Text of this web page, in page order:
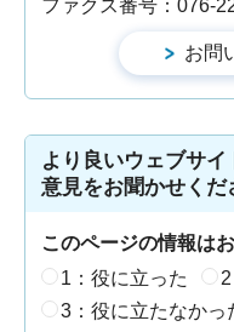
ファクス番号：076-
より良いウェブサ
意見をお聞かせくだ
このページの情報は
1：役に立った
3：役に立たなかっ